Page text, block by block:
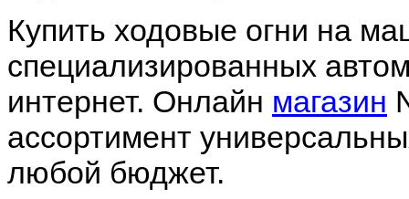
Купить ходовые огни на
специализированных
интернет. Онлайн магазин
ассортимент
любой бюджет.